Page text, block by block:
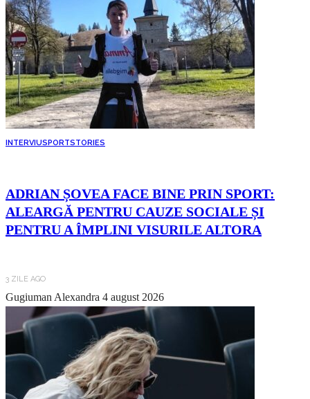
INTERVIUSPORTSTORIES
ADRIAN ȘOVEA FACE BINE PRIN SPORT:
ALEARGĂ PENTRU CAUZE SOCIALE ȘI
PENTRU A ÎMPLINI VISURILE ALTORA
3 ZILE AGO
Gugiuman Alexandra 4 august 2026